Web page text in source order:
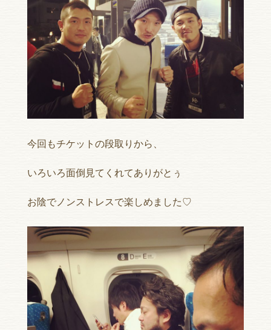
今回もチケットの段取りから、
いろいろ面倒見てくれてありがとぅ
お陰でノンストレスで楽しめました♡